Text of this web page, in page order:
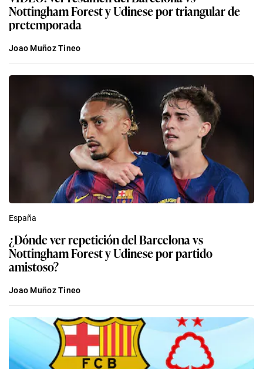
Nottingham Forest y Udinese por triangular de
pretemporada
Joao Muñoz Tineo
España
¿Dónde ver repetición del Barcelona vs
Nottingham Forest y Udinese por partido
amistoso?
Joao Muñoz Tineo